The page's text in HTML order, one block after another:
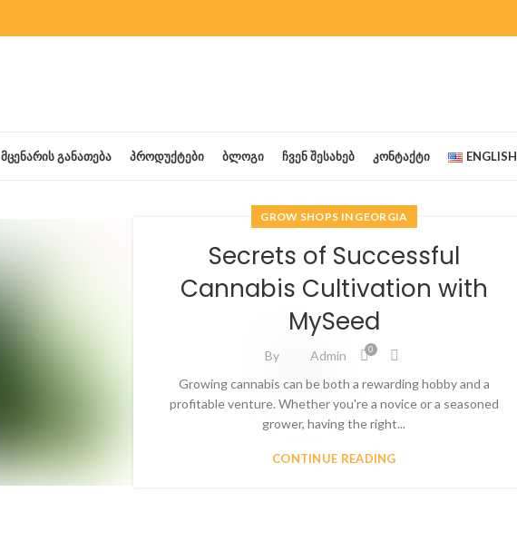
ᲛᲪᲔᲜᲐᲠᲘᲡ ᲒᲐᲜᲐᲗᲔᲑᲐ ᲞᲠᲝᲓᲣᲥᲢᲔᲑᲘ ᲑᲚᲝᲒᲘ ᲩᲕᲔᲜ ᲨᲔᲡᲐᲮᲔᲑ ᲙᲝᲜᲢᲐᲥᲢᲘ ENGLISH
GROW SHOPS IN GEORGIA
Secrets of Successful
Cannabis Cultivation with
MySeed
By Admin 0
Growing cannabis can be both a rewarding hobby and a
profitable venture. Whether you're a novice or a seasoned
grower, having the right...
CONTINUE READING